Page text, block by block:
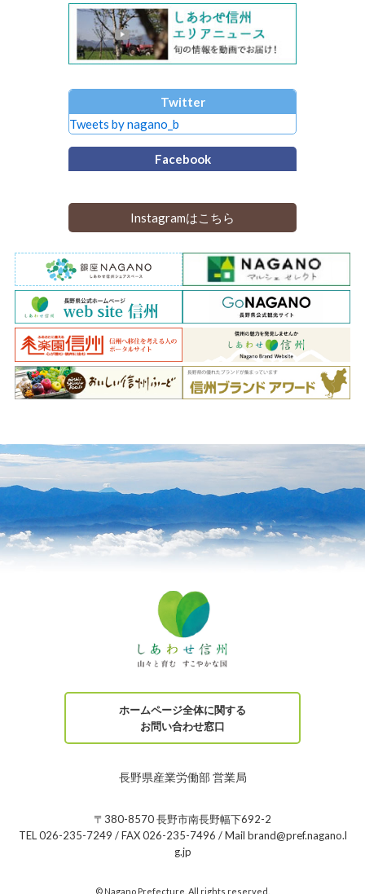
Twitter
Tweets by nagano_b
Facebook
Instagramはこちら
ホームページ全体に関する
お問い合わせ窓口
長野県産業労働部 営業局
〒380-8570 長野市南長野幅下692-2
TEL 026-235-7249 / FAX 026-235-7496 / Mail brand@pref.nagano.l
g.jp
© Nagano Prefecture. All rights reserved.